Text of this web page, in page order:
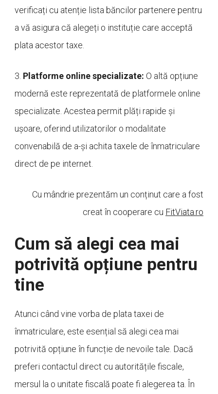
verificați cu atenție lista băncilor partenere pentru
a vă asigura că alegeți o instituție care acceptă
plata acestor taxe.
3. Platforme online specializate: O altă opțiune
modernă este reprezentată de platformele online
specializate. Acestea permit plăți rapide și
ușoare, oferind utilizatorilor o modalitate
convenabilă de a-și achita taxele de înmatriculare
direct de pe internet.
Cu mândrie prezentăm un conținut care a fost
creat în cooperare cu FitViata.ro
Cum să alegi cea mai
potrivită opțiune pentru
tine
Atunci când vine vorba de plata taxei de
înmatriculare, este esențial să alegi cea mai
potrivită opțiune în funcție de nevoile tale. Dacă
preferi contactul direct cu autoritățile fiscale,
mersul la o unitate fiscală poate fi alegerea ta. În